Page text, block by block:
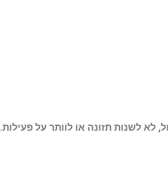
לא לשנות תזונה או לוותר על פעילות.